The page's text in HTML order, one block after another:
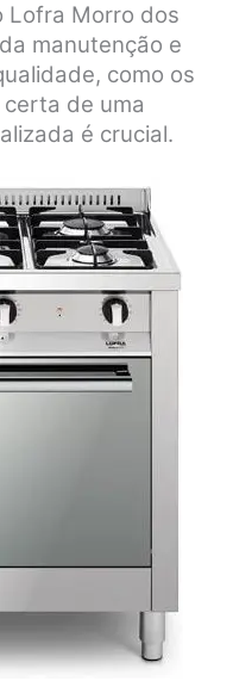
Lofra Morro dos
manutenção e
como os
de uma
é crucial.